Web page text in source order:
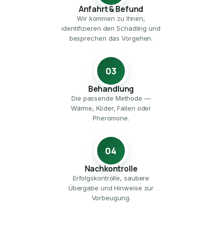
Anfahrt & Befund
Wir kommen zu Ihnen,
identifizieren den Schädling und
besprechen das Vorgehen.
03
Behandlung
Die passende Methode —
Wärme, Köder, Fallen oder
Pheromone.
04
Nachkontrolle
Erfolgskontrolle, saubere
Übergabe und Hinweise zur
Vorbeugung.